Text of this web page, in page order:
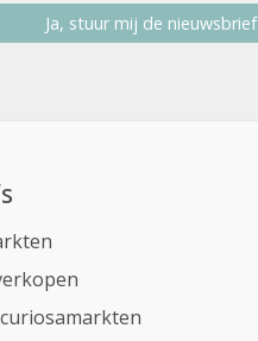
Ja, stuur mij de nieuwsbrief